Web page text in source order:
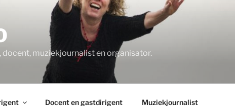
muziekjournalist en organisator.
Docent en gastdirigent Muziekjournalist